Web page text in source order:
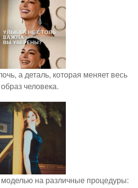
а деталь, которая меняет весь
образ человека.
на различные процедуры: